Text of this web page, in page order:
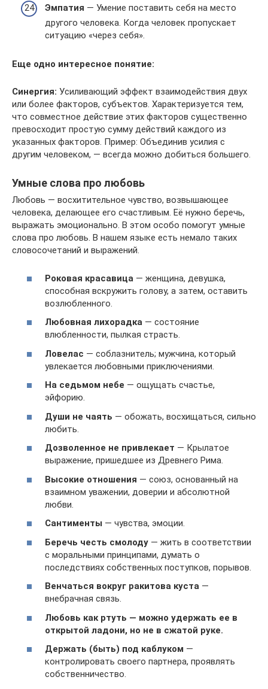
Эмпатия — Умение поставить себя на место
другого человека. Когда человек пропускает
ситуацию «через себя».
Еще одно интересное понятие:
Синергия: Усиливающий эффект взаимодействия двух
или более факторов, субъектов. Характеризуется тем,
что совместное действие этих факторов существенно
превосходит простую сумму действий каждого из
указанных факторов. Пример: Объединив усилия с
другим человеком, — всегда можно добиться большего.
Умные слова про любовь
Любовь — восхитительное чувство, возвышающее
человека, делающее его счастливым. Её нужно беречь,
выражать эмоционально. В этом особо помогут умные
слова про любовь. В нашем языке есть немало таких
словосочетаний и выражений.
Роковая красавица — женщина, девушка,
способная вскружить голову, а затем, оставить
возлюбленного.
Любовная лихорадка — состояние
влюбленности, пылкая страсть.
Ловелас — соблазнитель; мужчина, который
увлекается любовными приключениями.
На седьмом небе — ощущать счастье,
эйфорию.
Души не чаять — обожать, восхищаться, сильно
любить.
Дозволенное не привлекает — Крылатое
выражение, пришедшее из Древнего Рима.
Высокие отношения — союз, основанный на
взаимном уважении, доверии и абсолютной
любви.
Сантименты — чувства, эмоции.
Беречь честь смолоду — жить в соответствии
с моральными принципами, думать о
последствиях собственных поступков, порывов.
Венчаться вокруг ракитова куста —
внебрачная связь.
Любовь как ртуть — можно удержать ее в
открытой ладони, но не в сжатой руке.
Держать (быть) под каблуком —
контролировать своего партнера, проявлять
собственничество.